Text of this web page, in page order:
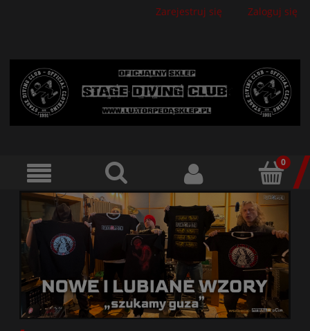
Zarejestruj się Zaloguj się